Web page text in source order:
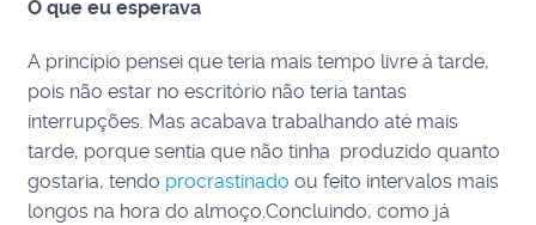
O que eu esperava
A princípio pensei que teria mais tempo livre à tarde,
pois não estar no escritório não teria tantas
interrupções. Mas acabava trabalhando até mais
tarde, porque sentia que não tinha produzido quanto
gostaria, tendo procrastinadoou feito intervalos mais
longos na hora do almoço.Concluindo, como já